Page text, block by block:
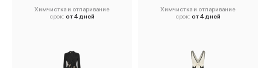
Химчистка и отпаривание
срок: от 4 дней
Химчистка и отпаривание
срок: от 4 дней